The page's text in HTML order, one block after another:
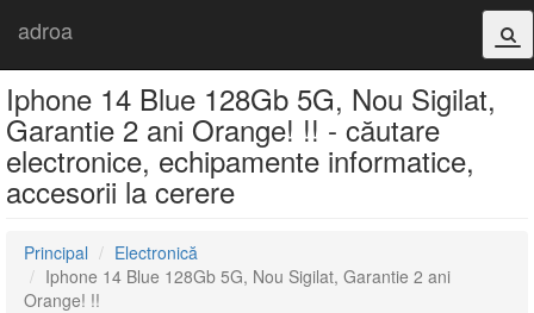
adroa
Iphone 14 Blue 128Gb 5G, Nou Sigilat,
Garantie 2 ani Orange! !! - căutare
electronice, echipamente informatice,
accesorii la cerere
Principal
Electronică
Iphone 14 Blue 128Gb 5G, Nou Sigilat, Garantie 2 ani
Orange! !!